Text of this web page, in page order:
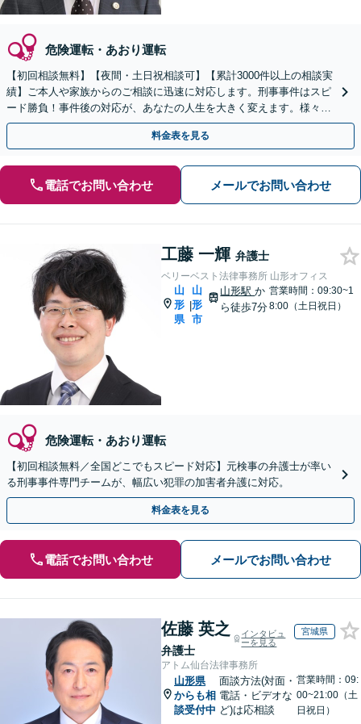
危険運転・あおり運転
【初回相談無料】【夜間・土日祝相談可】【累計3000件以上の相談実
績】ご本人や家族からのご相談に迅速に対応します。刑事事件はスピ
ード勝負！事件後の対応が、あなたの人生を大きく変えます。様々な
事件について幅広く対応可能です。
料金表を見る
電話でお問い合わせ メールでお問い合わせ
工藤 一輝 弁護士
ベリーベスト法律事務所 山形オフィス
山
形
県
|
山
形
市
山形駅か
ら徒歩7分
営業時間：09:30~1
8:00（土日祝日）
危険運転・あおり運転
【初回相談無料／全国どこでもスピード対応】元検事の弁護士が率い
る刑事事件専門チームが、幅広い犯罪の加害者弁護に対応。
料金表を見る
電話でお問い合わせ メールでお問い合わせ
佐藤 英之
弁護士
インタビュ
ーを見る
宮城県
アトム仙台法律事務所
山形県
からも相
談受付中
面談方法(対面・
電話・ビデオな
ど)は応相談
営業時間：09:
00~21:00（土
日祝日）